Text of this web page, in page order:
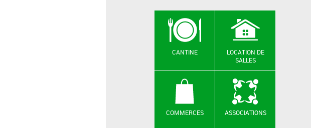
CANTINE
LOCATION DE
SALLES
COMMERCES ASSOCIATIONS